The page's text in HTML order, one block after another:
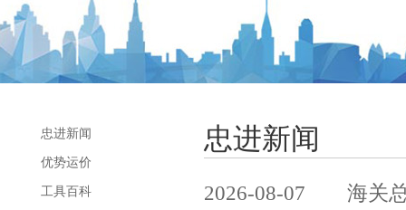
忠进新闻
优势运价
工具百科
忠进新闻
2026-08-07
海关